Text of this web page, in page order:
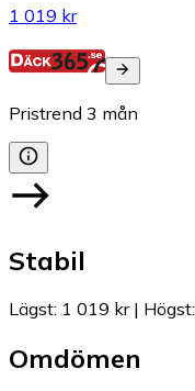
1 019 kr
Pristrend 3 mån
Stabil
Lägst: 1 019 kr| Högst:
Omdömen